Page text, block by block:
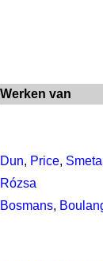
Werken van
Dun, Price,
Rózsa
Bosmans,